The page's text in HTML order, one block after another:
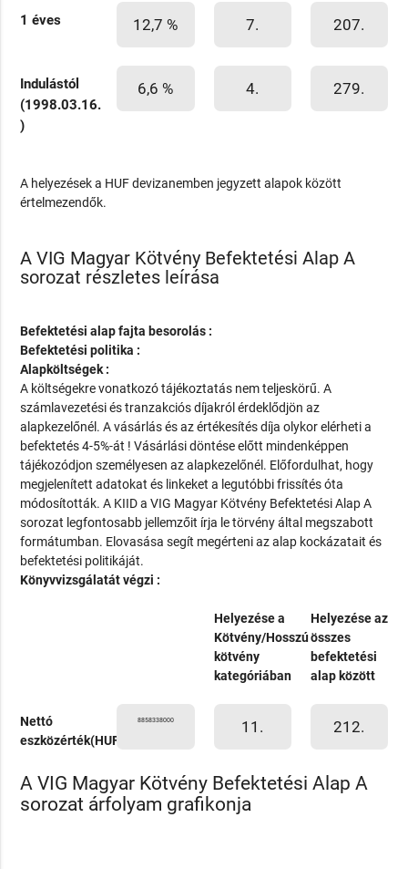
1 éves 12,7 % 7. 207.
Indulástól
(1998.03.16.
)
6,6 % 4. 279.
A helyezések a HUF devizanemben jegyzett alapok között
értelmezendők.
A VIG Magyar Kötvény Befektetési Alap A
sorozat részletes leírása
Befektetési alap fajta besorolás :
Befektetési politika :
Alapköltségek :
A költségekre vonatkozó tájékoztatás nem teljeskörű. A
számlavezetési és tranzakciós díjakról érdeklődjön az
alapkezelőnél. A vásárlás és az értékesítés díja olykor elérheti a
befektetés 4-5%-át ! Vásárlási döntése előtt mindenképpen
tájékozódjon személyesen az alapkezelőnél. Előfordulhat, hogy
megjelenített adatokat és linkeket a legutóbbi frissítés óta
módosították. A KIID a VIG Magyar Kötvény Befektetési Alap A
sorozat legfontosabb jellemzőit írja le törvény által megszabott
formátumban. Elovasása segít megérteni az alap kockázatait és
befektetési politikáját.
Könyvvizsgálatát végzi :
Helyezése a
Kötvény/Hosszú
kötvény
kategóriában
Helyezése az
összes
befektetési
alap között
Nettó
eszközérték(HUF)
8858338000 11. 212.
A VIG Magyar Kötvény Befektetési Alap A
sorozat árfolyam grafikonja